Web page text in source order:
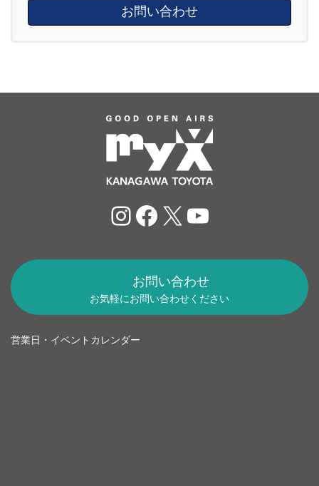
お問い合わせ
Instagram
Facebook
X YouTube
お問い合わせ
お気軽にお問い合わせください
営業日・イベントカレンダー